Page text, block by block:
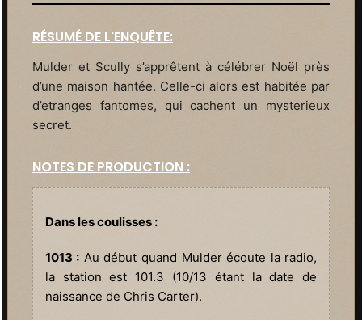
RÉSUMÉ DE L'ENQUÊTE:
Mulder et Scully s’apprêtent à célébrer Noël près
d’une maison hantée. Celle-ci alors est habitée par
d’etranges fantomes, qui cachent un mysterieux
secret.
NOTES DE PRODUCTION :
Dans les coulisses :
1013 : Au début quand Mulder écoute la radio,
la station est 101.3 (10/13 étant la date de
naissance de Chris Carter).